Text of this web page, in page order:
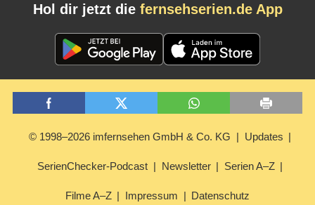
Hol dir jetzt die fernsehserien.de App
© 1998–2026 imfernsehen GmbH & Co. KG Updates
SerienChecker-Podcast Newsletter Serien A–Z
Filme A–Z Impressum Datenschutz